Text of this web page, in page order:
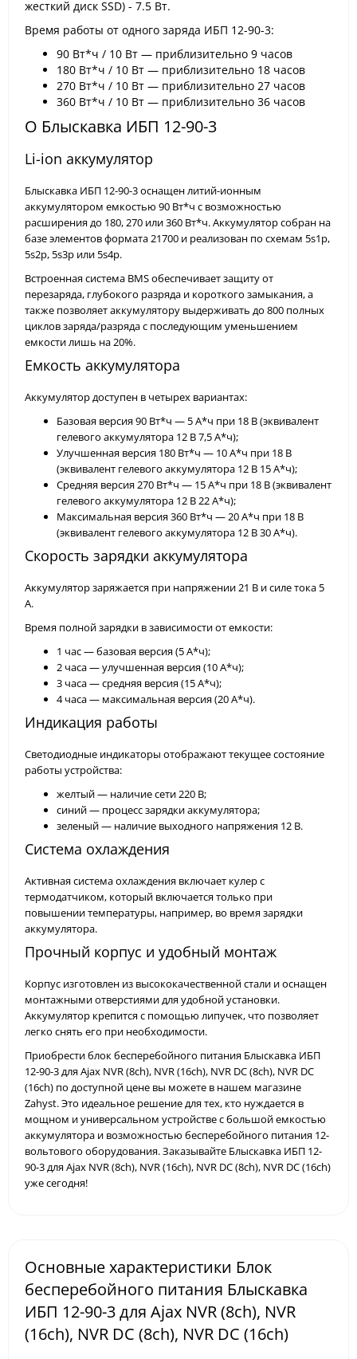
жесткий диск SSD) - 7.5 Вт.
Время работы от одного заряда ИБП 12-90-3:
90 Вт*ч / 10 Вт — приблизительно 9 часов
180 Вт*ч / 10 Вт — приблизительно 18 часов
270 Вт*ч / 10 Вт — приблизительно 27 часов
360 Вт*ч / 10 Вт — приблизительно 36 часов
О Блыскавка ИБП 12-90-3
Li-ion аккумулятор
Блыскавка ИБП 12-90-3 оснащен литий-ионным
аккумулятором емкостью 90 Вт*ч с возможностью
расширения до 180, 270 или 360 Вт*ч. Аккумулятор собран на
базе элементов формата 21700 и реализован по схемам 5s1p,
5s2p, 5s3p или 5s4p.
Встроенная система BMS обеспечивает защиту от
перезаряда, глубокого разряда и короткого замыкания, а
также позволяет аккумулятору выдерживать до 800 полных
циклов заряда/разряда с последующим уменьшением
емкости лишь на 20%.
Емкость аккумулятора
Аккумулятор доступен в четырех вариантах:
Базовая версия 90 Вт*ч — 5 А*ч при 18 В (эквивалент
гелевого аккумулятора 12 В 7,5 А*ч);
Улучшенная версия 180 Вт*ч — 10 А*ч при 18 В
(эквивалент гелевого аккумулятора 12 В 15 А*ч);
Средняя версия 270 Вт*ч — 15 А*ч при 18 В (эквивалент
гелевого аккумулятора 12 В 22 А*ч);
Максимальная версия 360 Вт*ч — 20 А*ч при 18 В
(эквивалент гелевого аккумулятора 12 В 30 А*ч).
Скорость зарядки аккумулятора
Аккумулятор заряжается при напряжении 21 В и силе тока 5
А.
Время полной зарядки в зависимости от емкости:
1 час — базовая версия (5 А*ч);
2 часа — улучшенная версия (10 А*ч);
3 часа — средняя версия (15 А*ч);
4 часа — максимальная версия (20 А*ч).
Индикация работы
Светодиодные индикаторы отображают текущее состояние
работы устройства:
желтый — наличие сети 220 В;
синий — процесс зарядки аккумулятора;
зеленый — наличие выходного напряжения 12 В.
Система охлаждения
Активная система охлаждения включает кулер с
термодатчиком, который включается только при
повышении температуры, например, во время зарядки
аккумулятора.
Прочный корпус и удобный монтаж
Корпус изготовлен из высококачественной стали и оснащен
монтажными отверстиями для удобной установки.
Аккумулятор крепится с помощью липучек, что позволяет
легко снять его при необходимости.
Приобрести блок бесперебойного питания Блыскавка ИБП
12-90-3 для Ajax NVR (8ch), NVR (16ch), NVR DC (8ch), NVR DC
(16ch) по доступной цене вы можете в нашем магазине
Zahyst. Это идеальное решение для тех, кто нуждается в
мощном и универсальном устройстве с большой емкостью
аккумулятора и возможностью бесперебойного питания 12-
вольтового оборудования. Заказывайте Блыскавка ИБП 12-
90-3 для Ajax NVR (8ch), NVR (16ch), NVR DC (8ch), NVR DC (16ch)
уже сегодня!
Основные характеристики Блок
бесперебойного питания Блыскавка
ИБП 12-90-3 для Ajax NVR (8ch), NVR
(16ch), NVR DC (8ch), NVR DC (16ch)